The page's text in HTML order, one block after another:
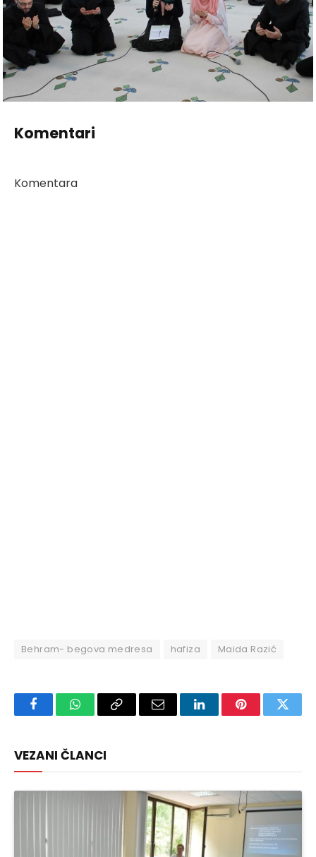
Komentari
Komentara
Behram- begova medresa hafiza Maida Razić
FacebookWhatsAppCopy
Email LinkedInPinterest
VEZANI ČLANCI